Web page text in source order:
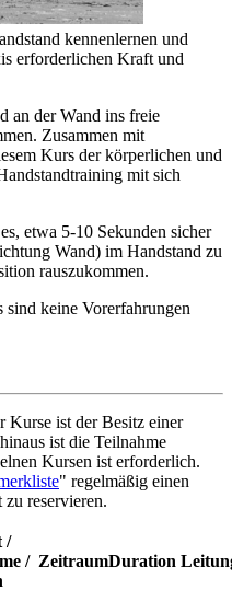
kennenlernen und
erforderlichen Kraft und
an der Wand ins freie
Zusammen mit
Kurs der körperlichen und
mit sich
etwa 5-10 Sekunden sicher
Wand) im Handstand zu
rauszukommen.
sind keine Vorerfahrungen
Kurse ist der Besitz einer
ist die Teilnahme
Kursen ist erforderlich.
" regelmäßig einen
reservieren.
/
/ ZeitraumDuration